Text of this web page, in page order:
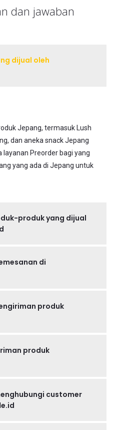
dan jawaban
dijual oleh
Jepang, termasuk Lush
dan aneka snack Jepang
layanan Preorder bagi yang
yang ada di Jepang untuk
produk yang dijual
di
produk
produk
customer